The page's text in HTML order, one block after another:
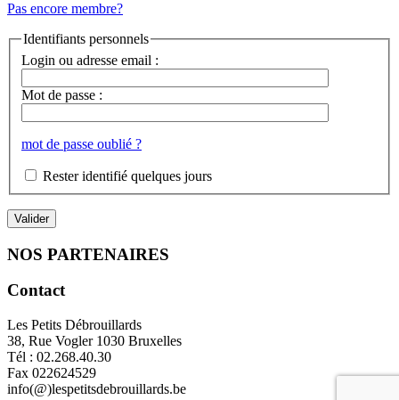
Pas encore membre?
Identifiants personnels
Login ou adresse email :
Mot de passe :
mot de passe oublié ?
Rester identifié quelques jours
NOS PARTENAIRES
Contact
Les Petits Débrouillards
38, Rue Vogler 1030 Bruxelles
Tél : 02.268.40.30
Fax 022624529
info(@)lespetitsdebrouillards.be